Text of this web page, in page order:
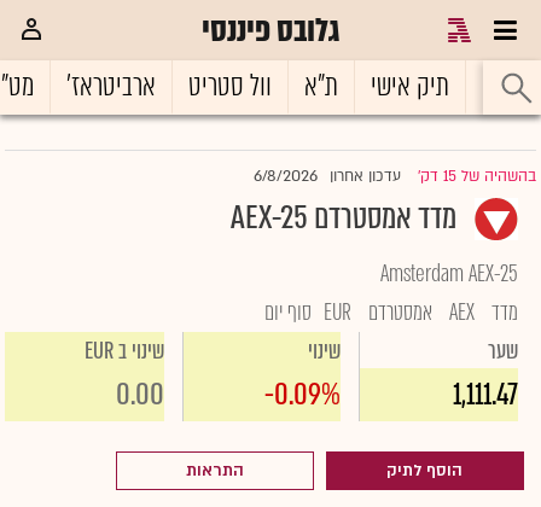
גלובס פיננסי
ראשי תיק אישי ת"א וול סטריט ארביטראז'
בהשהיה של 15 דק' |עדכון אחרון 6/8/2026
מדד אמסטרדם AEX-25
Amsterdam AEX-25
מדד AEX אמסטרדם EUR סוף יום
שער
1,111.47
שינוי
-0.09%
שינוי ב EUR
0.00
הוסף לתיק התראות